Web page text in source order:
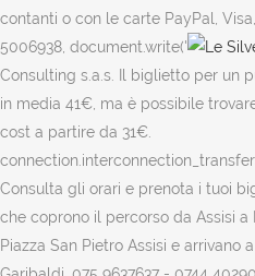
contanti o con le carte PayPal,
5006938, document.write('